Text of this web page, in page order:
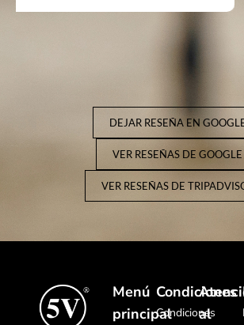
DEJAR RESEÑA EN
VER RESEÑAS DE GOOGLE
VER RESEÑAS DE
Menú
principal
Condiciones
Condiciones
al